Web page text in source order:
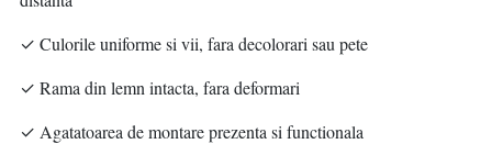
✓ Culorile uniforme si vii, fara decolorari sau pete
✓ Rama din lemn intacta, fara deformari
✓ Agatatoarea de montare prezenta si functionala